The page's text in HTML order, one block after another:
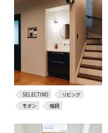
SELECTINO
リビング
モダン
階段